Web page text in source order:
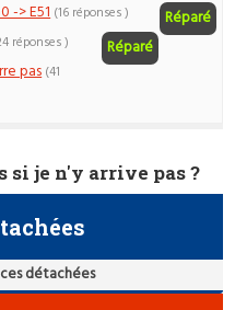
-> E51 Réparé
(16 réponses )
Réparé
réponses )
pas (41
si je n'y arrive pas ?
détachées